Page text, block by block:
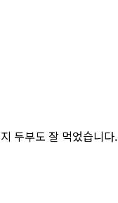
두부도 잘 먹었습니다.